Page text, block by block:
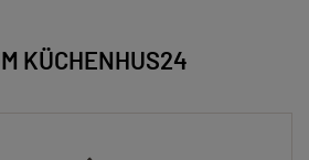
KÜCHENHUS24